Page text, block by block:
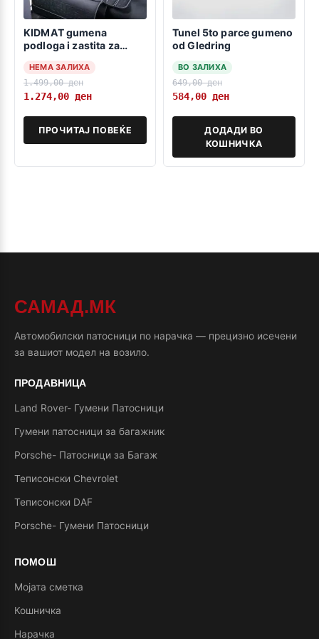
KIDMAT gumena
podloga i zastita za
НЕМА ЗАЛИХА
1.499,00ден
1.274,00 ден
ПРОЧИТАЈ ПОВЕЌЕ
Tunel 5to parce gumeno
od Gledring
ВО ЗАЛИХА
649,00ден
584,00 ден
ДОДАДИ ВО
КОШНИЧКА
САМАД.МК
Автомобилски патосници по нарачка — прецизно исечени
за вашиот модел на возило.
ПРОДАВНИЦА
Land Rover- Гумени Патосници
Гумени патосници за багажник
Porsche- Патосници за Багаж
Теписонски Chevrolet
Теписонски DAF
Porsche- Гумени Патосници
ПОМОШ
Мојата сметка
Кошничка
Нарачка